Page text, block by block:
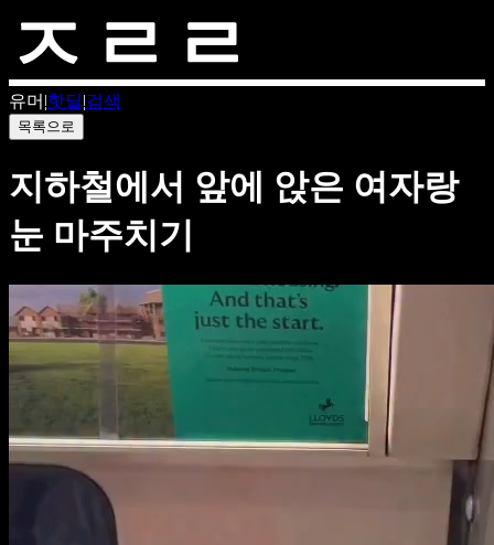
유머 |핫딜|검색
목록으로
지하철에서 앞에 앉은 여자랑
눈 마주치기